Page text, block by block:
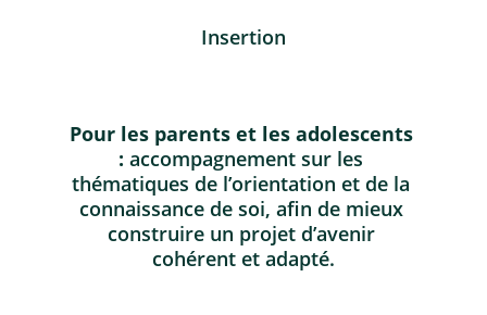
Insertion
Pour les parents et les adolescents
: accompagnement sur les
thématiques de l’orientation et de la
connaissance de soi, afin de mieux
construire un projet d’avenir
cohérent et adapté.